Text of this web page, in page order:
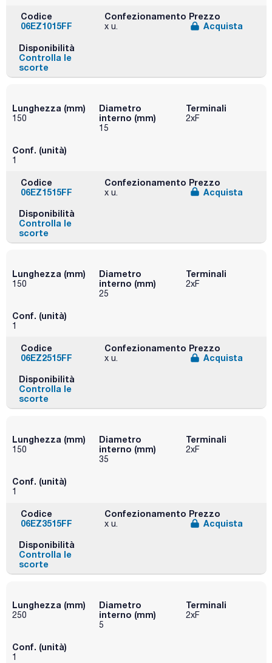
Codice
06EZ1015FF
Confezionamento
x u.
Prezzo
Acquista
Disponibilità
Controlla le
scorte
Lunghezza (mm)
150
Diametro
interno (mm)
15
Terminali
2xF
Conf. (unità)
1
Codice
06EZ1515FF
Confezionamento
x u.
Prezzo
Acquista
Disponibilità
Controlla le
scorte
Lunghezza (mm)
150
Diametro
interno (mm)
25
Terminali
2xF
Conf. (unità)
1
Codice
06EZ2515FF
Confezionamento
x u.
Prezzo
Acquista
Disponibilità
Controlla le
scorte
Lunghezza (mm)
150
Diametro
interno (mm)
35
Terminali
2xF
Conf. (unità)
1
Codice
06EZ3515FF
Confezionamento
x u.
Prezzo
Acquista
Disponibilità
Controlla le
scorte
Lunghezza (mm)
250
Diametro
interno (mm)
5
Terminali
2xF
Conf. (unità)
1